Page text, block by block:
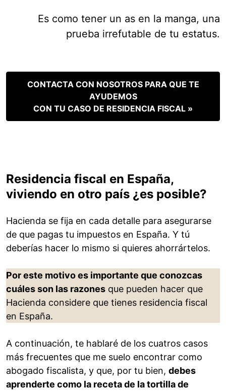
Es como tener un as en la manga, una
prueba irrefutable de tu estatus.
CONTACTA CON NOSOTROS PARA QUE TE
AYUDEMOS
CON TU CASO DE RESIDENCIA FISCAL »
Residencia fiscal en España,
viviendo en otro país ¿es posible?
Hacienda se fija en cada detalle para asegurarse
de que pagas tu impuestos en España. Y tú
deberías hacer lo mismo si quieres ahorrártelos.
Por este motivo es importante que conozcas
cuáles son las razones que pueden hacer que
Hacienda considere que tienes residencia fiscal
en España.
A continuación, te hablaré de los cuatros casos
más frecuentes que me suelo encontrar como
abogado fiscalista, y que, por tu bien, debes
aprenderte como la receta de la tortilla de